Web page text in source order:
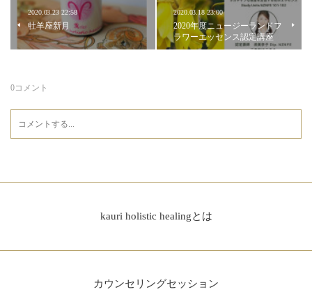
2020.03.23 22:58
牡羊座新月
2020.03.18 23:00
2020年度ニュージーランドフ
ラワーエッセンス認定講座
0コメント
kauri holistic healingとは
カウンセリングセッション